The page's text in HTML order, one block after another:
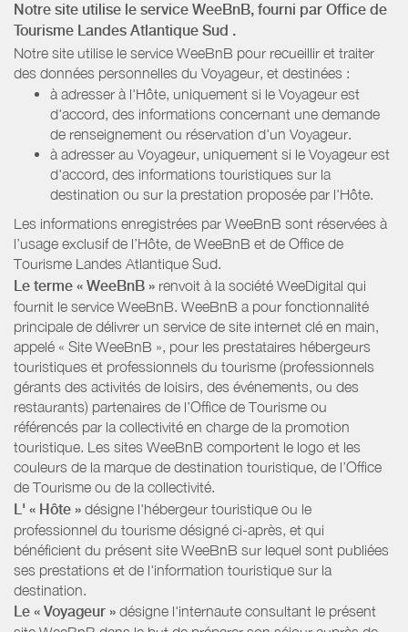
Notre site utilise le service WeeBnB, fourni par Office de
Tourisme Landes Atlantique Sud .
Notre site utilise le service WeeBnB pour recueillir et traiter
des données personnelles du Voyageur, et destinées :
à adresser à l'Hôte, uniquement si le Voyageur est
d'accord, des informations concernant une demande
de renseignement ou réservation d'un Voyageur.
à adresser au Voyageur, uniquement si le Voyageur est
d'accord, des informations touristiques sur la
destination ou sur la prestation proposée par l'Hôte.
Les informations enregistrées par WeeBnB sont réservées à
l’usage exclusif de l’Hôte, de WeeBnB et de Office de
Tourisme Landes Atlantique Sud.
Le terme « WeeBnB » renvoit à la société WeeDigital qui
fournit le service WeeBnB. WeeBnB a pour fonctionnalité
principale de délivrer un service de site internet clé en main,
appelé « Site WeeBnB », pour les prestataires hébergeurs
touristiques et professionnels du tourisme (professionnels
gérants des activités de loisirs, des événements, ou des
restaurants) partenaires de l’Office de Tourisme ou
référencés par la collectivité en charge de la promotion
touristique. Les sites WeeBnB comportent le logo et les
couleurs de la marque de destination touristique, de l’Office
de Tourisme ou de la collectivité.
L' « Hôte » désigne l'hébergeur touristique ou le
professionnel du tourisme désigné ci-après, et qui
bénéficient du présent site WeeBnB sur lequel sont publiées
ses prestations et de l'information touristique sur la
destination.
Le « Voyageur » désigne l'internaute consultant le présent